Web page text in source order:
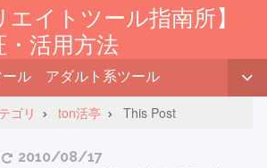
エイトツール指南所】
活用方法
ル アダルト系ツール
ゴリ ton活亭 This Post
2010/08/17